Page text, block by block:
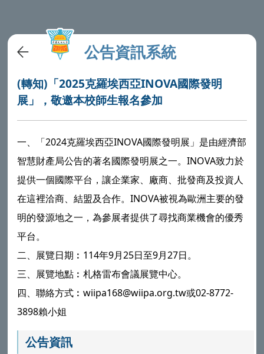
公告資訊系統
(轉知)「2025克羅埃西亞INOVA國際發明
展」，敬邀本校師生報名參加
一、「2024克羅埃西亞INOVA國際發明展」是由經濟部
智慧財產局公告的著名國際發明展之一。INOVA致力於
提供一個國際平台，讓企業家、廠商、批發商及投資人
在這裡洽商、結盟及合作。INOVA被視為歐洲主要的發
明的發源地之一，為參展者提供了尋找商業機會的優秀
平台。
二、展覽日期︰114年9月25日至9月27日。
三、展覽地點︰札格雷布會議展覽中心。
四、聯絡方式︰wiipa168@wiipa.org.tw或02-8772-
3898賴小姐
公告資訊